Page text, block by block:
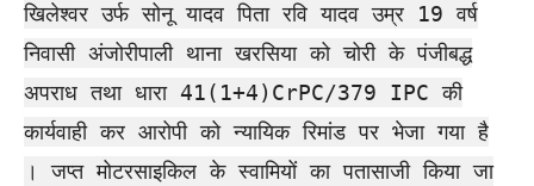
खिलेश्वर उर्फ सोनू यादव पिता रवि यादव उम्र 19 वर्ष
निवासी अंजोरीपाली थाना खरसिया को चोरी के पंजीबद्ध
अपराध तथा धारा 41(1+4)CrPC/379 IPC की
कार्यवाही कर आरोपी को न्यायिक रिमांड पर भेजा गया है
। जप्त मोटरसाइकिल के स्वामियों का पतासाजी किया जा